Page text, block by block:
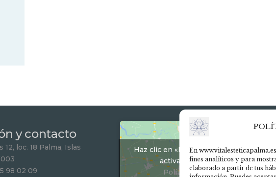
En
fines analíticos y para
elaborado a partir de tus
y contacto
12, loc. 18 Palma, Islas
98 02 09
Haz clic en «Estoy de acuerdo» para
activar Google maps
Política de Cookies